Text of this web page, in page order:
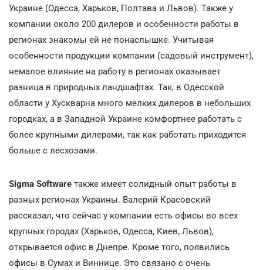
Украине (Одесса, Харьков, Полтава и Львов). Также у
компании около 200 дилеров и особенности работы в
регионах знакомы ей не понаслышке. Учитывая
особенности продукции компании (садовый инструмент),
немалое влияние на работу в регионах оказывает
разница в природных ландшафтах. Так, в Одесской
области у Хускварна много мелких дилеров в небольших
городках, а в Западной Украине комфортнее работать с
более крупными дилерами, так как работать приходится
больше с лесхозами.
Sigma Software также имеет солидный опыт работы в
разных регионах Украины. Валерий Красовский
рассказал, что сейчас у компании есть офисы во всех
крупных городах (Харьков, Одесса, Киев, Львов),
открывается офис в Днепре. Кроме того, появились
офисы в Сумах и Виннице. Это связано с очень